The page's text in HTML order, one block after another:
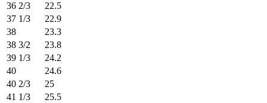
36 2/3
22.5
37 1/3
22.9
38
23.3
38 3/2
23.8
39 1/3
24.2
40
24.6
40 2/3
25
41 1/3
25.5